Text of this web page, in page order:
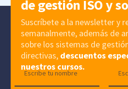
de gestión ISO y
Suscríbete a la newsletter y
semanalmente, además de
sobre los sistemas de
directivas, descuentos
nuestros cursos.